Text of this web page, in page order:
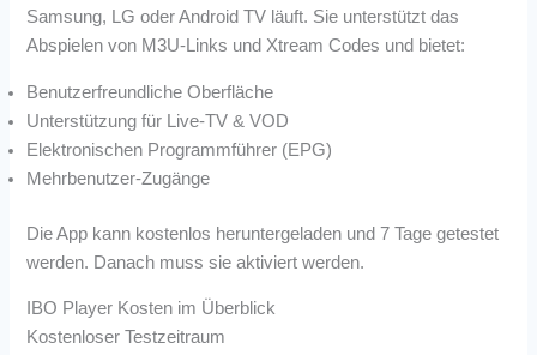
Samsung, LG oder Android TV läuft. Sie unterstützt das
Abspielen von M3U-Links und Xtream Codes und bietet:
Benutzerfreundliche Oberfläche
Unterstützung für Live-TV & VOD
Elektronischen Programmführer (EPG)
Mehrbenutzer-Zugänge
Die App kann kostenlos heruntergeladen und 7 Tage getestet
werden. Danach muss sie aktiviert werden.
IBO Player Kosten im Überblick
Kostenloser Testzeitraum